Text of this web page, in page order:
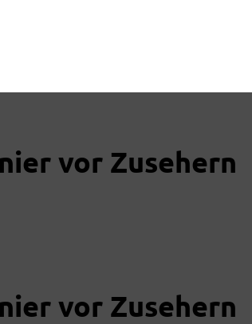
vor Zusehern
vor Zusehern